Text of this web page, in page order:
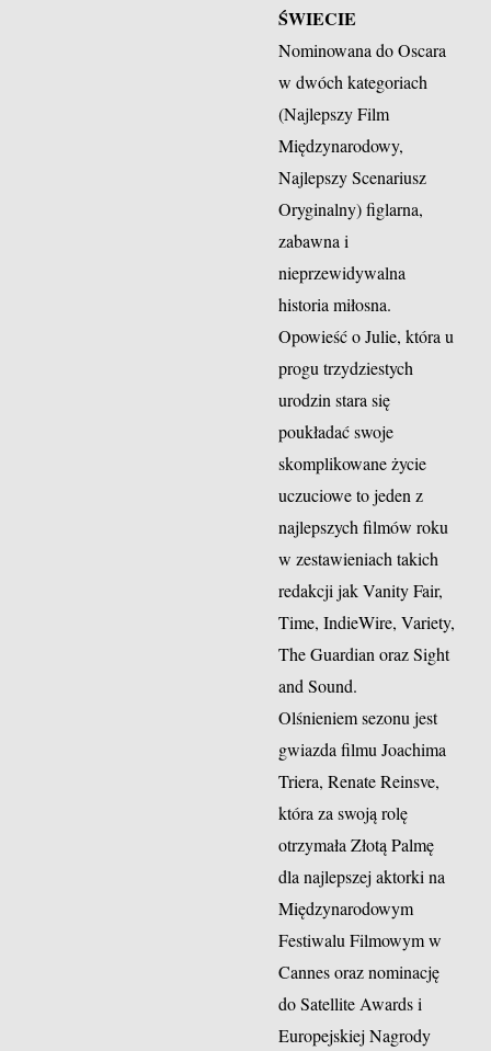
ŚWIECIE
Nominowana do Oscara
w dwóch kategoriach
(Najlepszy Film
Międzynarodowy,
Najlepszy Scenariusz
Oryginalny) figlarna,
zabawna i
nieprzewidywalna
historia miłosna.
Opowieść o Julie, która u
progu trzydziestych
urodzin stara się
poukładać swoje
skomplikowane życie
uczuciowe to jeden z
najlepszych filmów roku
w zestawieniach takich
redakcji jak Vanity Fair,
Time, IndieWire, Variety,
The Guardian oraz Sight
and Sound.
Olśnieniem sezonu jest
gwiazda filmu Joachima
Triera, Renate Reinsve,
która za swoją rolę
otrzymała Złotą Palmę
dla najlepszej aktorki na
Międzynarodowym
Festiwalu Filmowym w
Cannes oraz nominację
do Satellite Awards i
Europejskiej Nagrody